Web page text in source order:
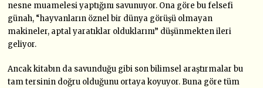
nesne muamelesi yaptığını savunuyor. Ona göre bu felsefi
günah, “hayvanların öznel bir dünya görüşü olmayan
makineler, aptal yaratıklar olduklarını” düşünmekten ileri
geliyor.
Ancak kitabın da savunduğu gibi son bilimsel araştırmalar bu
tam tersinin doğru olduğunu ortaya koyuyor. Buna göre tüm